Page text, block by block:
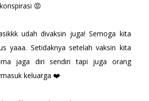
😡
udah divaksin juga! Semoga kita
yaaa. Setidaknya setelah vaksin kita
jaga diri sendiri tapi juga orang
keluarga ❤️